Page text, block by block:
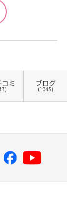
ミ ブログ
(1045)